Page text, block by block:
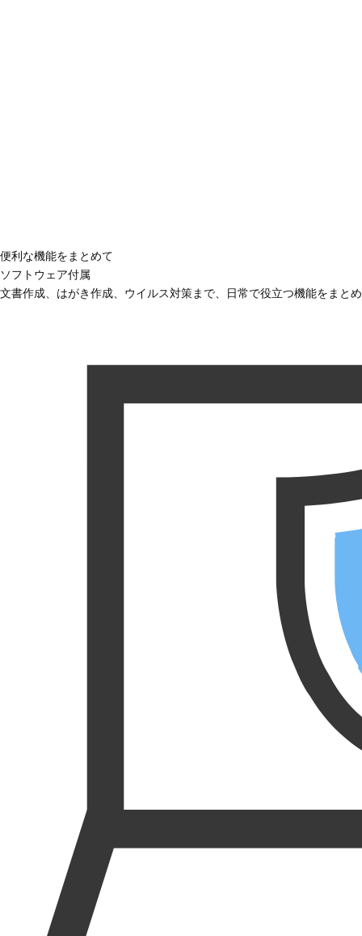
便利な機能をまとめて
ソフトウェア付属
文書作成、はがき作成、ウイルス対策まで、日常で役立つ機能をまと